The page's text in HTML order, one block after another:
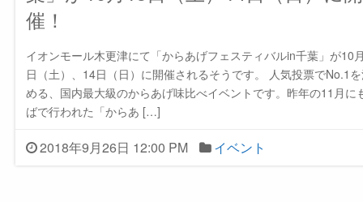
催！
イオンモール木更津にて「からあげフェスティバルin千葉」が10
日（土）、14日（日）に開催されるそうです。 人気投票でNo.1
める、国内最大級のからあげ味比べイベントです。昨年の11月に
ばで行われた「からあ […]
2018年9月26日 12:00 PM イベント